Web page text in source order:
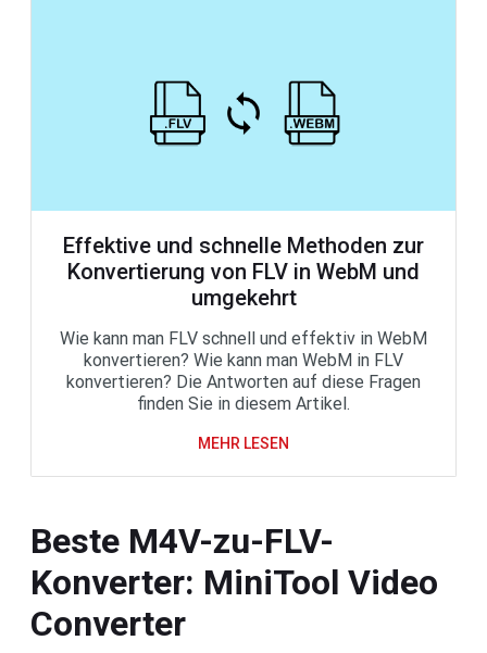
Effektive und schnelle Methoden zur
Konvertierung von FLV in WebM und
umgekehrt
Wie kann man FLV schnell und effektiv in WebM
konvertieren? Wie kann man WebM in FLV
konvertieren? Die Antworten auf diese Fragen
finden Sie in diesem Artikel.
MEHR LESEN
Beste M4V-zu-FLV-
Konverter: MiniTool Video
Converter